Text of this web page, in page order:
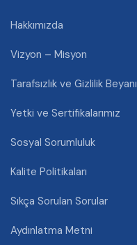
Hakkımızda
Vizyon – Misyon
Tarafsızlık ve Gizlilik Beyanı
Yetki ve Sertifikalarımız
Sosyal Sorumluluk
Kalite Politikaları
Sıkça Sorulan Sorular
Aydınlatma Metni